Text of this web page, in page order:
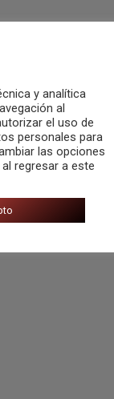
y analítica
al
el uso de
personales para
las opciones
regresar a este